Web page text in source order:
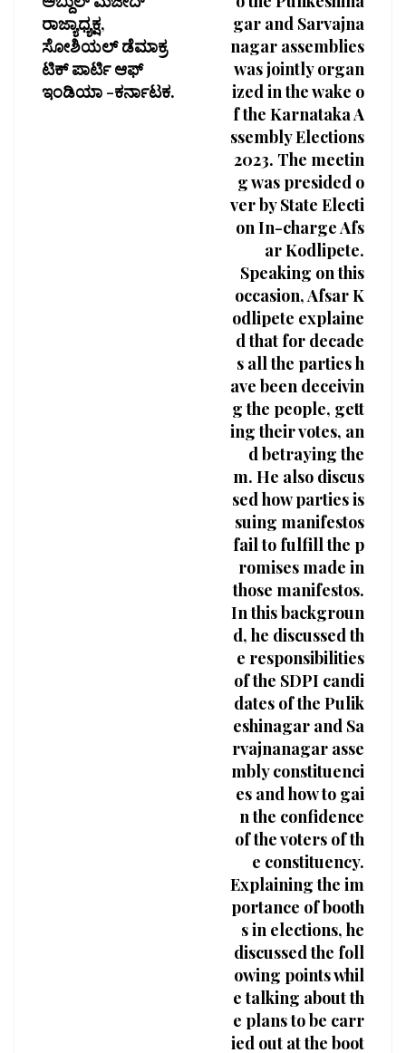
ರಾಜ್ಯಾಧ್ಯಕ್ಷ,
ಸೋಶಿಯಲ್ ಡೆಮಾಕ್ರ
ಟಿಕ್ ಪಾರ್ಟಿ ಆಫ್
ಇಂಡಿಯಾ -ಕರ್ನಾಟಕ.
gar and Sarvajna
nagar assemblies
was jointly organ
ized in the wake o
f the Karnataka A
ssembly Elections
2023. The meetin
g was presided o
ver by State Electi
on In-charge Afs
ar Kodlipete.
Speaking on this
occasion, Afsar K
odlipete explaine
d that for decade
s all the parties h
ave been deceivin
g the people, gett
ing their votes, an
d betraying the
m. He also discus
sed how parties is
suing manifestos
fail to fulfill the p
romises made in
those manifestos.
In this backgroun
d, he discussed th
e responsibilities
of the SDPI candi
dates of the Pulik
eshinagar and Sa
rvajnanagar asse
mbly constituenci
es and how to gai
n the confidence
of the voters of th
e constituency.
Explaining the im
portance of booth
s in elections, he
discussed the foll
owing points whil
e talking about th
e plans to be carr
ied out at the boot